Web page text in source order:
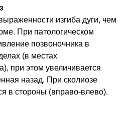
изгиба дуги, чем
При патологическом
позвоночника в
(в местах
при этом увеличивается
назад. При сколиозе
в стороны (вправо-влево).